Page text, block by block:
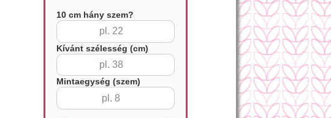
10 cm hány szem?
Kívánt szélesség (cm)
Mintaegység (szem)